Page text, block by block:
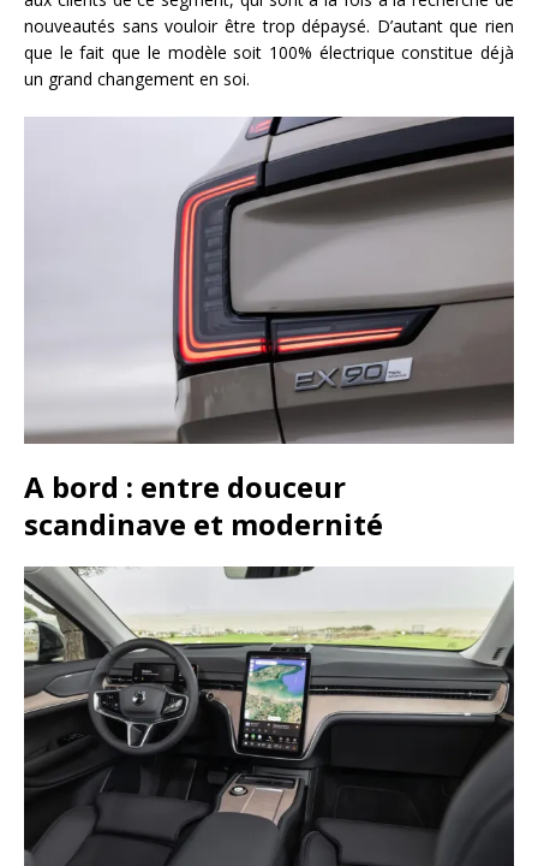
nouveautés sans vouloir être trop dépaysé. D’autant que rien
que le fait que le modèle soit 100% électrique constitue déjà
un grand changement en soi.
A bord : entre douceur
scandinave et modernité